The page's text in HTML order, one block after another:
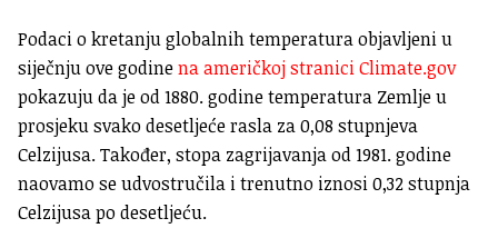
Podaci o kretanju globalnih temperatura objavljeni u
siječnju ove godinena američkoj stranici Climate.gov
pokazuju da je od 1880. godine temperatura Zemlje u
prosjeku svako desetljeće rasla za 0,08 stupnjeva
Celzijusa. Također, stopa zagrijavanja od 1981. godine
naovamo se udvostručila i trenutno iznosi 0,32 stupnja
Celzijusa po desetljeću.